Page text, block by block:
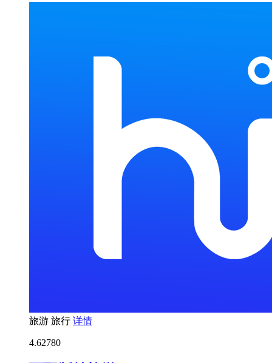
旅游 旅行 详情
4.62780